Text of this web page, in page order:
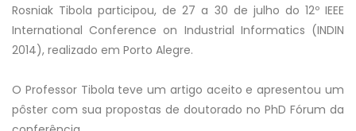
Rosniak Tibola participou, de 27 a 30 de julho do 12º IEEE
International Conference on Industrial Informatics (INDIN
2014), realizado em Porto Alegre.
O Professor Tibola teve um artigo aceito e apresentou um
pôster com sua propostas de doutorado no PhD Fórum da